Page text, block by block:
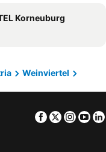
Korneuburg
Weinviertel
Facebook
Twitter